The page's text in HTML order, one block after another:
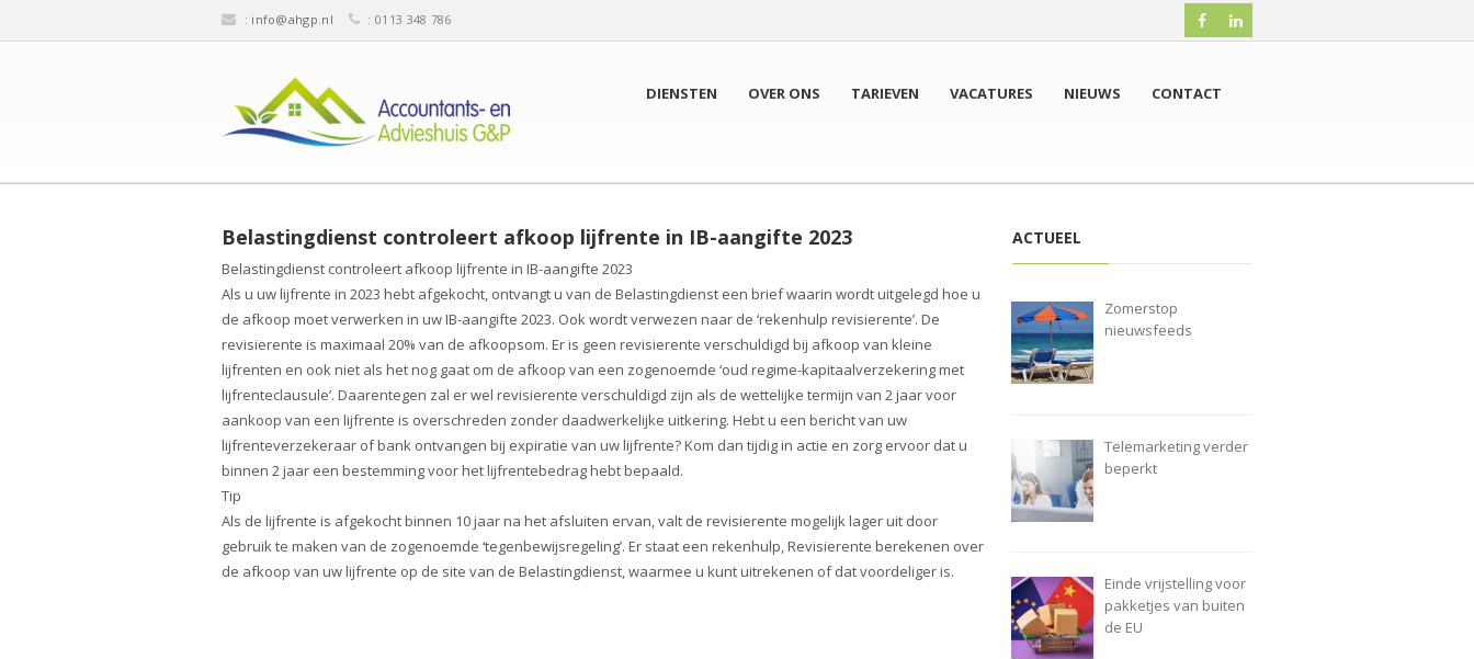
: info@ahgp.nl : 0113 348 786
DIENSTEN OVER ONS TARIEVEN VACATURES NIEUWS CONTACT
Belastingdienst controleert afkoop lijfrente in IB-aangifte 2023
Belastingdienst controleert afkoop lijfrente in IB-aangifte 2023
Als u uw lijfrente in 2023 hebt afgekocht, ontvangt u van de Belastingdienst een brief waarin wordt uitgelegd hoe u
de afkoop moet verwerken in uw IB-aangifte 2023. Ook wordt verwezen naar de ‘rekenhulp revisierente’. De
revisierente is maximaal 20% van de afkoopsom. Er is geen revisierente verschuldigd bij afkoop van kleine
lijfrenten en ook niet als het nog gaat om de afkoop van een zogenoemde ‘oud regime-kapitaalverzekering met
lijfrenteclausule’. Daarentegen zal er wel revisierente verschuldigd zijn als de wettelijke termijn van 2 jaar voor
aankoop van een lijfrente is overschreden zonder daadwerkelijke uitkering. Hebt u een bericht van uw
lijfrenteverzekeraar of bank ontvangen bij expiratie van uw lijfrente? Kom dan tijdig in actie en zorg ervoor dat u
binnen 2 jaar een bestemming voor het lijfrentebedrag hebt bepaald.
Tip
Als de lijfrente is afgekocht binnen 10 jaar na het afsluiten ervan, valt de revisierente mogelijk lager uit door
gebruik te maken van de zogenoemde ‘tegenbewijsregeling’. Er staat een rekenhulp, Revisierente berekenen over
de afkoop van uw lijfrente op de site van de Belastingdienst, waarmee u kunt uitrekenen of dat voordeliger is.
ACTUEEL
Zomerstop
nieuwsfeeds
Telemarketing verder
beperkt
Einde vrijstelling voor
pakketjes van buiten
de EU